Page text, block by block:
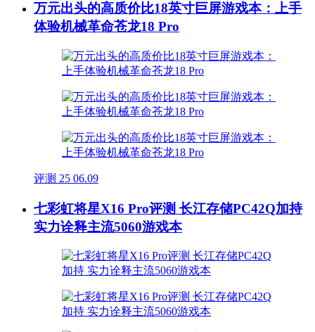
万元出头的高质价比18英寸巨屏游戏本：上手
体验机械革命苍龙18 Pro
评测 25 06.09
七彩虹将星X16 Pro评测 长江存储PC42Q加持
实力诠释主流5060游戏本